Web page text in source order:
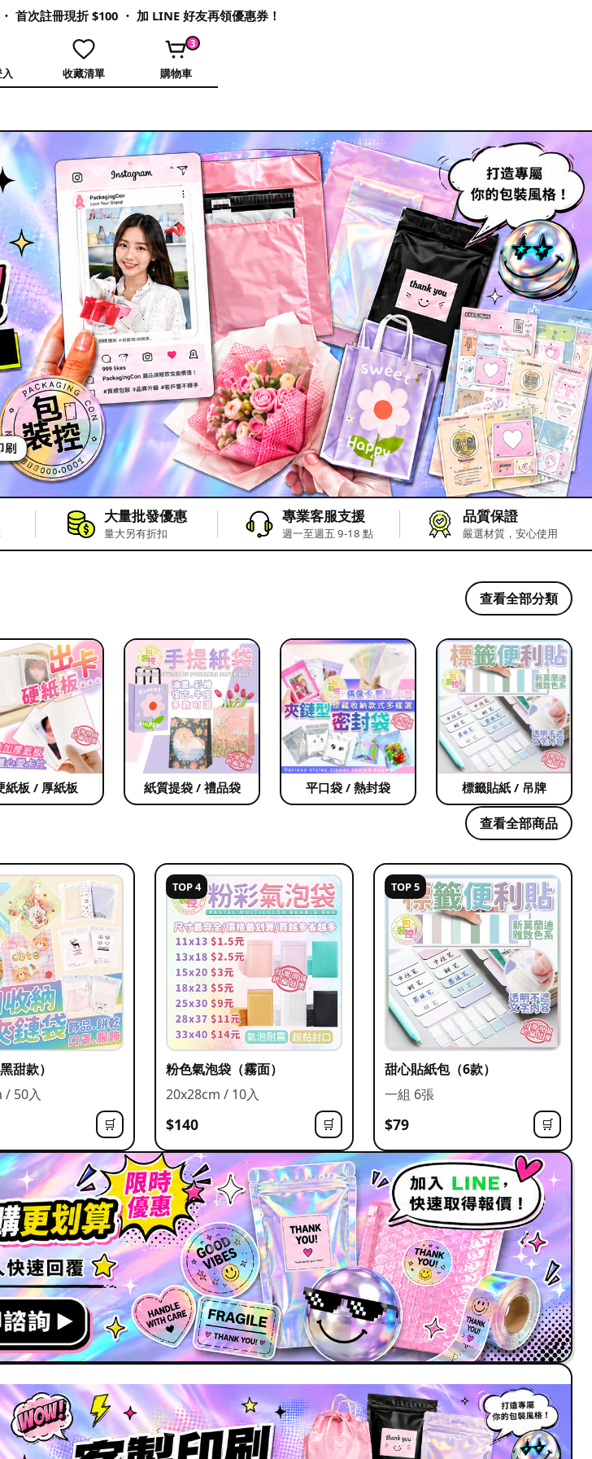
首次註冊現折 $100 ・ 加 LINE 好友再領優惠券！
收藏清單
3
購物車
大量批發優惠
量大另有折扣
專業客服支援
週一至週五 9-18 點
品質保證
嚴選材質，安心使用
查看全部分類
紙板 / 厚紙板 紙質提袋 / 禮品袋 平口袋 / 熱封袋 標籤貼紙 / 吊牌
查看全部商品
甜款）
/ 50入
🛒
TOP 4
粉色氣泡袋（霧面）
20x28cm / 10入
$140 🛒
TOP 5
甜心貼紙包（6款）
一組 6張
$79 🛒